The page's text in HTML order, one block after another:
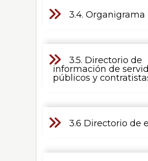
3.4. Organigrama
3.5. Directorio de
información de
públicos y
3.6 Directorio de